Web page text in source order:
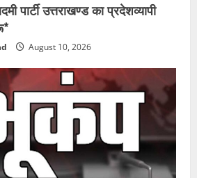
पार्टी उत्तराखण्ड का प्रदेशव्यापी
August 10, 2026